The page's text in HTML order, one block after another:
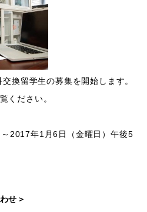
換留学生の募集を開始します。
ください。
2017年1月6日（金曜日）午後5
せ＞